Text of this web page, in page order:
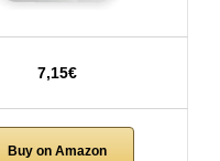
7,15€
Buy on Amazon